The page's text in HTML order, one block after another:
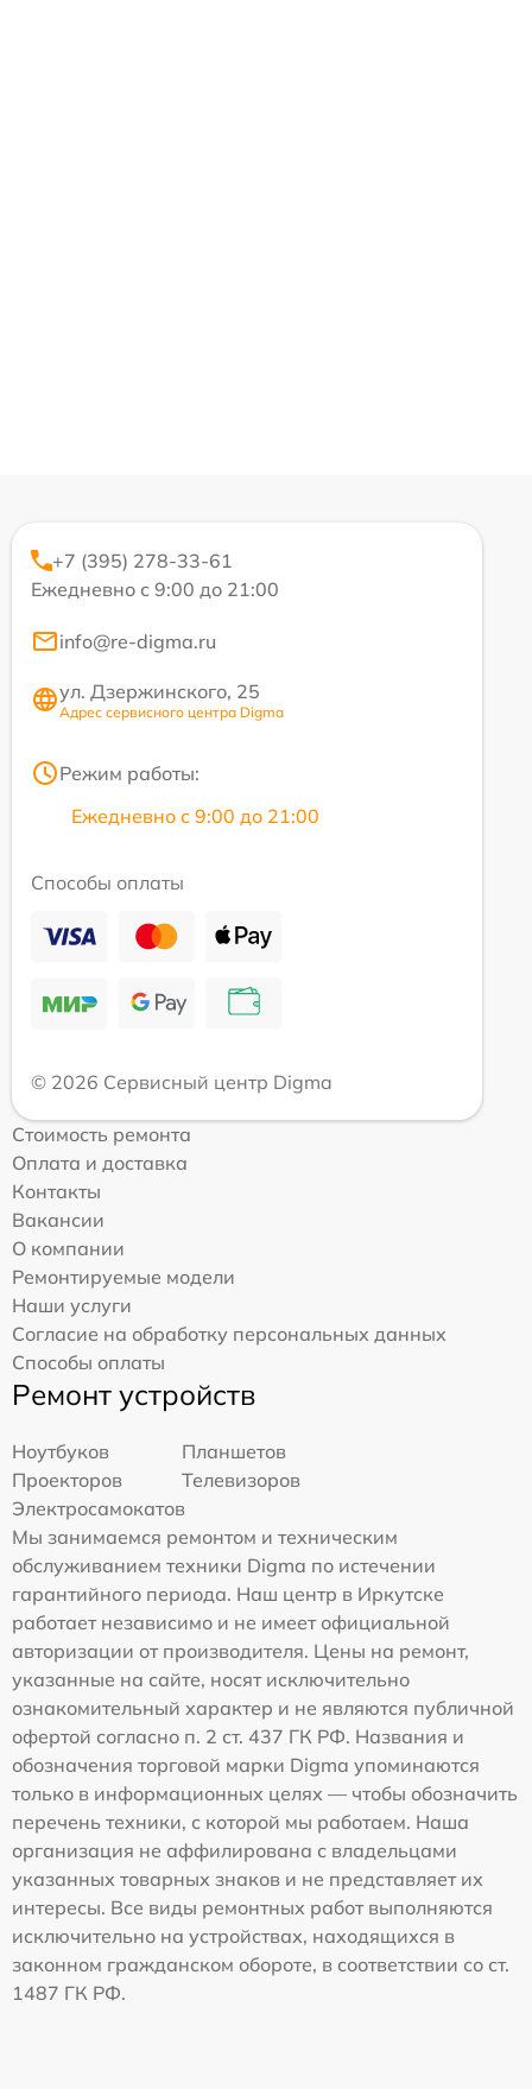
+7 (395) 278-33-61
Ежедневно с 9:00 до 21:00
info@re-digma.ru
ул. Дзержинского, 25
Адрес сервисного центра Digma
Режим работы:
Ежедневно с 9:00 до 21:00
Способы оплаты
© 2026 Сервисный центр Digma
Стоимость ремонта
Оплата и доставка
Контакты
Вакансии
О компании
Ремонтируемые модели
Наши услуги
Согласие на обработку персональных данных
Способы оплаты
Ремонт устройств
Ноутбуков
Планшетов
Проекторов
Телевизоров
Электросамокатов
Мы занимаемся ремонтом и техническим
обслуживанием техники Digma по истечении
гарантийного периода. Наш центр в Иркутске
работает независимо и не имеет официальной
авторизации от производителя. Цены на ремонт,
указанные на сайте, носят исключительно
ознакомительный характер и не являются публичной
офертой согласно п. 2 ст. 437 ГК РФ. Названия и
обозначения торговой марки Digma упоминаются
только в информационных целях — чтобы обозначить
перечень техники, с которой мы работаем. Наша
организация не аффилирована с владельцами
указанных товарных знаков и не представляет их
интересы. Все виды ремонтных работ выполняются
исключительно на устройствах, находящихся в
законном гражданском обороте, в соответствии со ст.
1487 ГК РФ.